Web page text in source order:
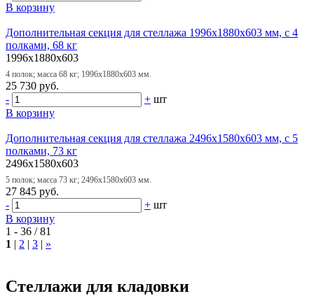
В корзину
Дополнительная секция для стеллажа 1996х1880х603 мм, с 4
полками, 68 кг
1996x1880x603
4 полок; масса 68 кг; 1996х1880х603 мм.
25 730 руб.
-
+ шт
В корзину
Дополнительная секция для стеллажа 2496х1580х603 мм, с 5
полками, 73 кг
2496x1580x603
5 полок; масса 73 кг; 2496х1580х603 мм.
27 845 руб.
-
+ шт
В корзину
1 - 36 / 81
1 | 2 | 3 | »
Стеллажи для кладовки